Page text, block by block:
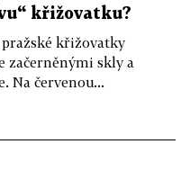
křižovatku?
pražské křižovatky
začerněnými skly a
Na červenou...